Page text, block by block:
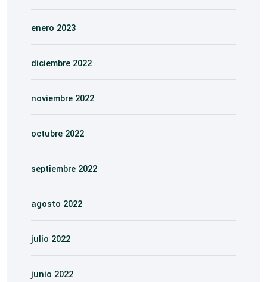
enero 2023
diciembre 2022
noviembre 2022
octubre 2022
septiembre 2022
agosto 2022
julio 2022
junio 2022